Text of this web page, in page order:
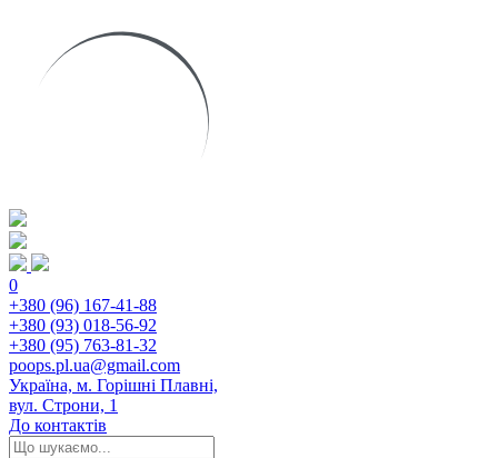
0
+380 (96) 167-41-88
+380 (93) 018-56-92
+380 (95) 763-81-32
poops.pl.ua@gmail.com
Україна, м. Горішні Плавні,
вул. Строни, 1
До контактів